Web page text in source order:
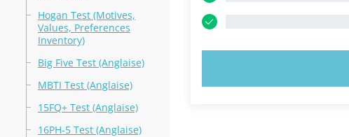
Hogan Test (Motives,
Values, Preferences
Inventory)
Big Five Test (Anglaise)
MBTI Test (Anglaise)
15FQ+ Test (Anglaise)
16PH-5 Test (Anglaise)